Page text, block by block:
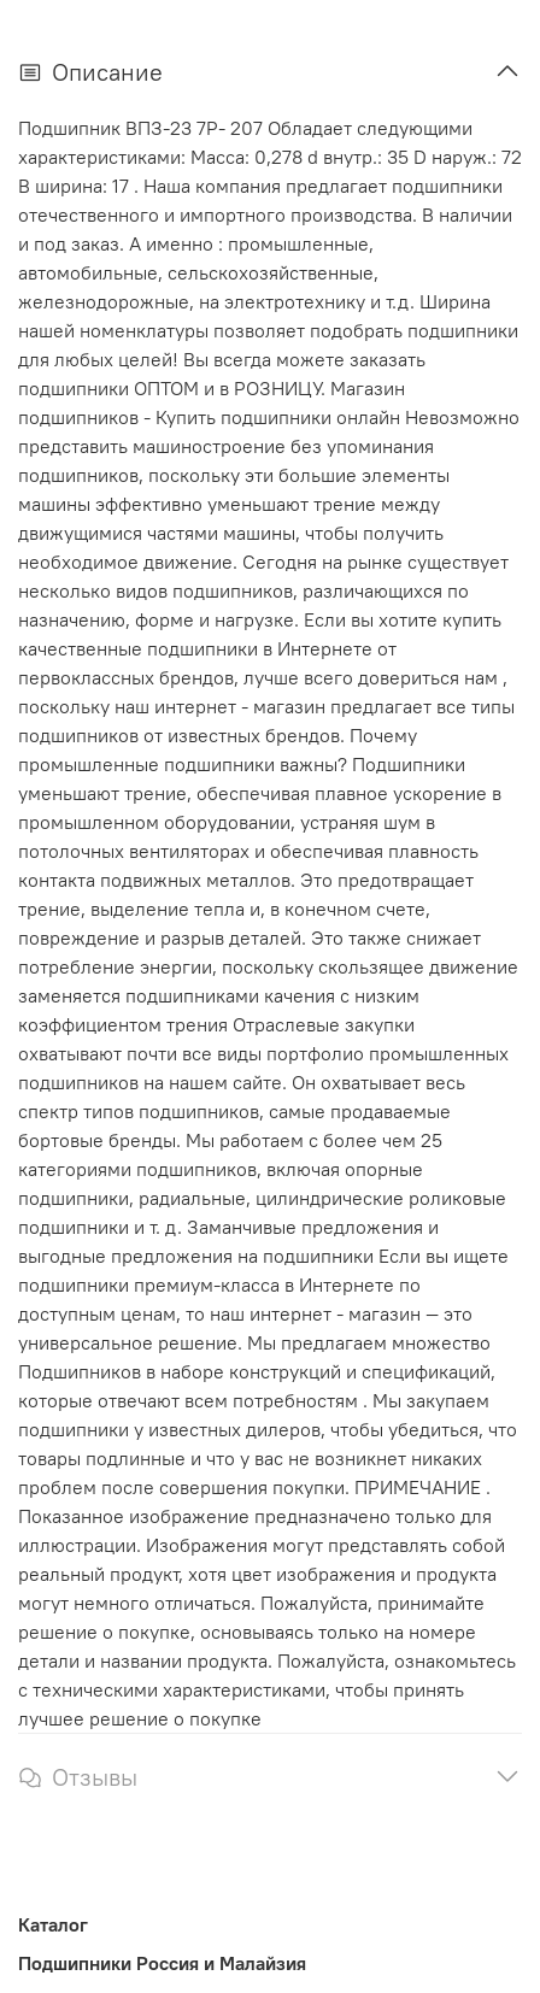
Описание
Подшипник ВПЗ-23 7Р- 207 Обладает следующими
характеристиками: Масса: 0,278 d внутр.: 35 D наруж.: 72
В ширина: 17 . Наша компания предлагает подшипники
отечественного и импортного производства. В наличии
и под заказ. А именно : промышленные,
автомобильные, сельскохозяйственные,
железнодорожные, на электротехнику и т.д. Ширина
нашей номенклатуры позволяет подобрать подшипники
для любых целей! Вы всегда можете заказать
подшипники ОПТОМ и в РОЗНИЦУ. Магазин
подшипников - Купить подшипники онлайн Невозможно
представить машиностроение без упоминания
подшипников, поскольку эти большие элементы
машины эффективно уменьшают трение между
движущимися частями машины, чтобы получить
необходимое движение. Сегодня на рынке существует
несколько видов подшипников, различающихся по
назначению, форме и нагрузке. Если вы хотите купить
качественные подшипники в Интернете от
первоклассных брендов, лучше всего довериться нам ,
поскольку наш интернет - магазин предлагает все типы
подшипников от известных брендов. Почему
промышленные подшипники важны? Подшипники
уменьшают трение, обеспечивая плавное ускорение в
промышленном оборудовании, устраняя шум в
потолочных вентиляторах и обеспечивая плавность
контакта подвижных металлов. Это предотвращает
трение, выделение тепла и, в конечном счете,
повреждение и разрыв деталей. Это также снижает
потребление энергии, поскольку скользящее движение
заменяется подшипниками качения с низким
коэффициентом трения Отраслевые закупки
охватывают почти все виды портфолио промышленных
подшипников на нашем сайте. Он охватывает весь
спектр типов подшипников, самые продаваемые
бортовые бренды. Мы работаем с более чем 25
категориями подшипников, включая опорные
подшипники, радиальные, цилиндрические роликовые
подшипники и т. д. Заманчивые предложения и
выгодные предложения на подшипники Если вы ищете
подшипники премиум-класса в Интернете по
доступным ценам, то наш интернет - магазин — это
универсальное решение. Мы предлагаем множество
Подшипников в наборе конструкций и спецификаций,
которые отвечают всем потребностям . Мы закупаем
подшипники у известных дилеров, чтобы убедиться, что
товары подлинные и что у вас не возникнет никаких
проблем после совершения покупки. ПРИМЕЧАНИЕ .
Показанное изображение предназначено только для
иллюстрации. Изображения могут представлять собой
реальный продукт, хотя цвет изображения и продукта
могут немного отличаться. Пожалуйста, принимайте
решение о покупке, основываясь только на номере
детали и названии продукта. Пожалуйста, ознакомьтесь
с техническими характеристиками, чтобы принять
лучшее решение о покупке
Отзывы
Каталог
Подшипники Россия и Малайзия